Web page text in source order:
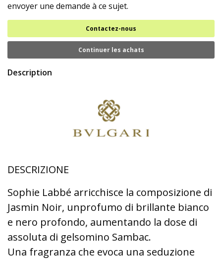
envoyer une demande à ce sujet.
Contactez-nous
Continuer les achats
Description
DESCRIZIONE
Sophie Labbé arricchisce la composizione di
Jasmin Noir, unprofumo di brillante bianco
e nero profondo, aumentando la dose di
assoluta di gelsomino Sambac.
Una fragranza che evoca una seduzione